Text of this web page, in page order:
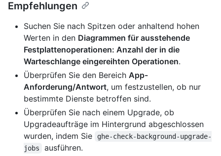
Empfehlungen
Suchen Sie nach Spitzen oder anhaltend hohen
Werten in den Diagrammen für ausstehende
Festplattenoperationen: Anzahl der in die
Warteschlange eingereihten Operationen.
Überprüfen Sie den Bereich App-
Anforderung/Antwort, um festzustellen, ob nur
bestimmte Dienste betroffen sind.
Überprüfen Sie nach einem Upgrade, ob
Upgradeaufträge im Hintergrund abgeschlossen
wurden, indem Sie
ghe-check-background-upgrade-
jobs
ausführen.